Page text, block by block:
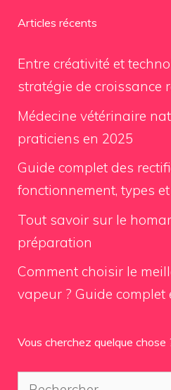
Articles récents
Entre créativité et
stratégie de croissance
Médecine vétérinaire
praticiens en 2025
Guide complet des
fonctionnement, types
Tout savoir sur le
préparation
Comment choisir le
vapeur ? Guide
Vous cherchez quelque chose
Rechercher :